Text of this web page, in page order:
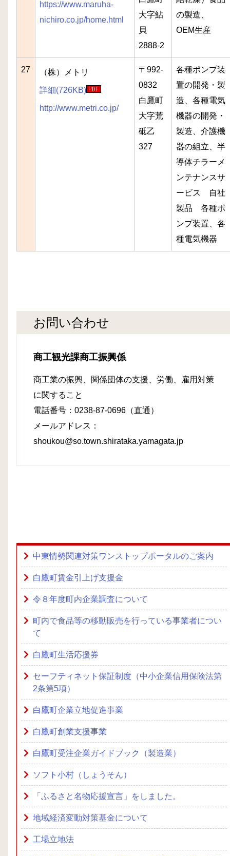
https://www.maruha-
nichiro.co.jp/home.html
大字鮎
貝
2888-2
の製造、
OEM生産
27 （株）メトリ
詳細(726KB)
http://www.metri.co.jp/
〒992-
0832
白鷹町
大字荒
砥乙
327
各種ポンプ装
置の開発・製
造、各種電気
機器の開発・
製造、介護機
器の組立、半
導体チラーメ
ンテナンスサ
ービス 自社
製品 各種ポ
ンプ装置、各
種電気機器
お問い合わせ
商工観光課商工振興係
商工業の振興、関係団体の支援、労働、雇用対策
に関すること
電話番号：0238-87-0696（直通）
メールアドレス：
shoukou@so.town.shirataka.yamagata.jp
中東情勢関連対策ワンストップポータルのご案内
白鷹町賃金引上げ支援金
令８年度町内企業調査について
町内で食品等の移動販売を行っている事業者につい
て
白鷹町生活応援券
セーフティネット保証制度（中小企業信用保険法第
2条第5項）
白鷹町企業立地促進事業
白鷹町創業支援事業
白鷹町受注企業ガイドブック（製造業）
ソフト小村（しょうそん）
「ふるさと名物応援宣言」をしました。
地域経済変動対策基金について
工場立地法